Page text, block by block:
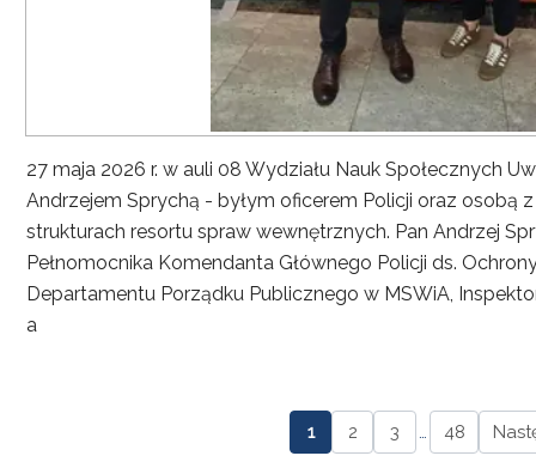
27 maja 2026 r. w auli 08 Wydziału Nauk Społecznych
Andrzejem Sprychą - byłym oficerem Policji oraz osobą
strukturach resortu spraw wewnętrznych. Pan Andrzej
Pełnomocnika Komendanta Głównego Policji ds.
Departamentu Porządku Publicznego w MSWiA,
a
1 2 3 … 48